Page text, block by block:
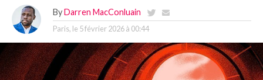
By Darren MacConluain
Paris, le 5 février 2026 à 00:44